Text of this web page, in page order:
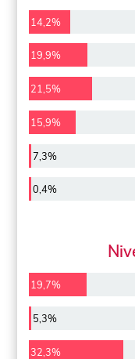
14,2%
19,9%
21,5%
15,9%
7,3%
0,4%
19,7%
5,3%
32,3%